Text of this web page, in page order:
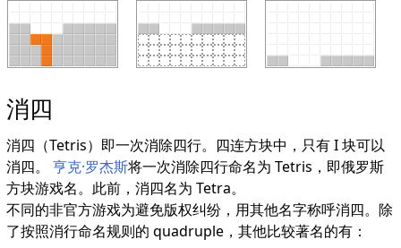
消四
消四（Tetris）即一次消除四行。四连方块中，只有 I 块可以
消四。亨克·罗杰斯将一次消除四行命名为 Tetris，即俄罗斯
方块游戏名。此前，消四名为 Tetra。
不同的非官方游戏为避免版权纠纷，用其他名字称呼消四。除
了按照消行命名规则的 quadruple，其他比较著名的有：